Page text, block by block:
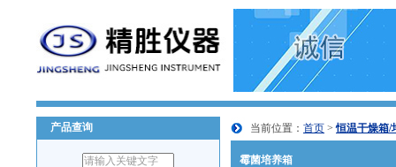
产品查询 当前位置： 首页 >恒温干燥箱/
霉菌培养箱